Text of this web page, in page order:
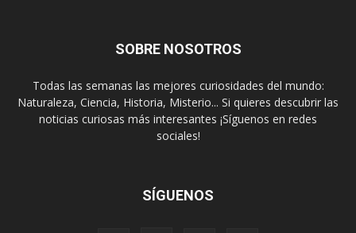
SOBRE NOSOTROS
Todas las semanas las mejores curiosidades del mundo:
Naturaleza, Ciencia, Historia, Misterio... Si quieres descubrir las
noticias curiosas más interesantes ¡Síguenos en redes
sociales!
SÍGUENOS